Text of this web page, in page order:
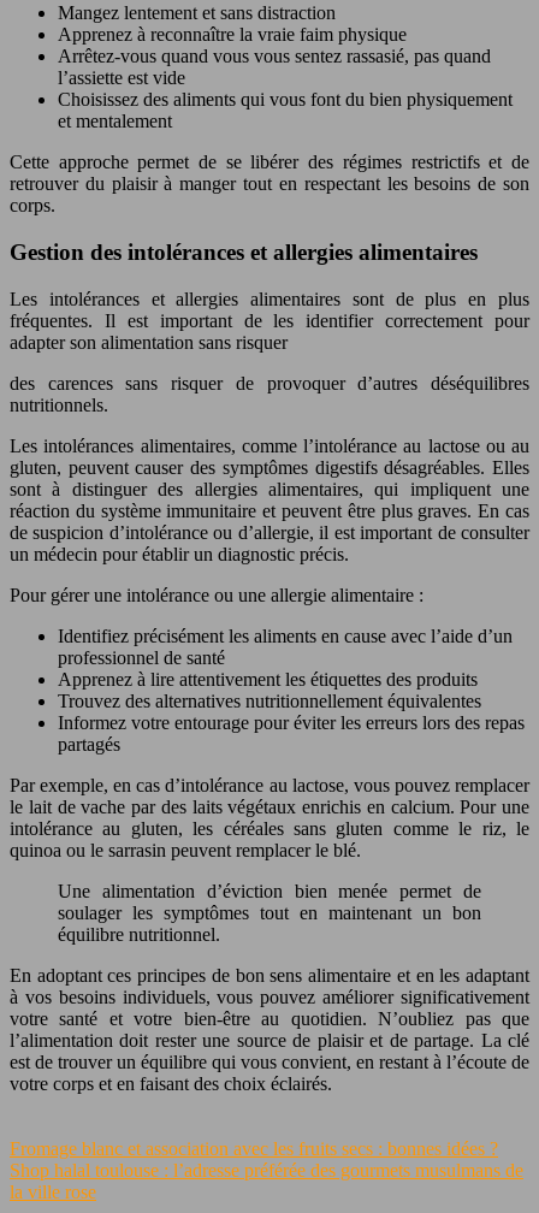
Mangez lentement et sans distraction
Apprenez à reconnaître la vraie faim physique
Arrêtez-vous quand vous vous sentez rassasié, pas quand
l’assiette est vide
Choisissez des aliments qui vous font du bien physiquement
et mentalement
Cette approche permet de se libérer des régimes restrictifs et de
retrouver du plaisir à manger tout en respectant les besoins de son
corps.
Gestion des intolérances et allergies alimentaires
Les intolérances et allergies alimentaires sont de plus en plus
fréquentes. Il est important de les identifier correctement pour
adapter son alimentation sans risquer
des carences sans risquer de provoquer d’autres déséquilibres
nutritionnels.
Les intolérances alimentaires, comme l’intolérance au lactose ou au
gluten, peuvent causer des symptômes digestifs désagréables. Elles
sont à distinguer des allergies alimentaires, qui impliquent une
réaction du système immunitaire et peuvent être plus graves. En cas
de suspicion d’intolérance ou d’allergie, il est important de consulter
un médecin pour établir un diagnostic précis.
Pour gérer une intolérance ou une allergie alimentaire :
Identifiez précisément les aliments en cause avec l’aide d’un
professionnel de santé
Apprenez à lire attentivement les étiquettes des produits
Trouvez des alternatives nutritionnellement équivalentes
Informez votre entourage pour éviter les erreurs lors des repas
partagés
Par exemple, en cas d’intolérance au lactose, vous pouvez remplacer
le lait de vache par des laits végétaux enrichis en calcium. Pour une
intolérance au gluten, les céréales sans gluten comme le riz, le
quinoa ou le sarrasin peuvent remplacer le blé.
Une alimentation d’éviction bien menée permet de
soulager les symptômes tout en maintenant un bon
équilibre nutritionnel.
En adoptant ces principes de bon sens alimentaire et en les adaptant
à vos besoins individuels, vous pouvez améliorer significativement
votre santé et votre bien-être au quotidien. N’oubliez pas que
l’alimentation doit rester une source de plaisir et de partage. La clé
est de trouver un équilibre qui vous convient, en restant à l’écoute de
votre corps et en faisant des choix éclairés.
Fromage blanc et association avec les fruits secs : bonnes idées ?
Shop halal toulouse : l’adresse préférée des gourmets musulmans de
la ville rose